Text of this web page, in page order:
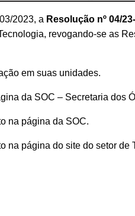
2023, a Resolução nº 04/
revogando-se as
em suas unidades.
da SOC – Secretaria dos
na página da SOC.
na página do site do setor